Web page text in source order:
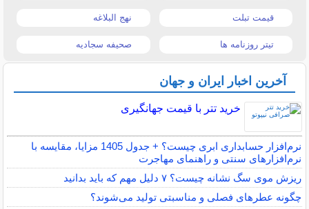
قیمت تبلت نهج البلاغه
تیتر روزنامه ها صحیفه سجادیه
آخرین اخبار ایران و جهان
خرید تتر با قیمت جهانگیری
نرم‌افزار حسابداری ابری چیست؟ + جدول 1405 مزایا، مقایسه با
نرم‌افزارهای سنتی و راهنمای مهاجرت
ریزش موی سگ نشانه چیست؟ ۷ دلیل مهم که باید بدانید
چگونه عطرهای فصلی و مناسبتی تولید می‌شوند؟